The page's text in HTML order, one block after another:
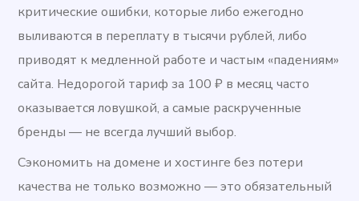
критические ошибки, которые либо ежегодно
выливаются в переплату в тысячи рублей, либо
приводят к медленной работе и частым «падениям»
сайта. Недорогой тариф за 100 ₽ в месяц часто
оказывается ловушкой, а самые раскрученные
бренды — не всегда лучший выбор.
Сэкономить на домене и хостинге без потери
качества не только возможно — это обязательный